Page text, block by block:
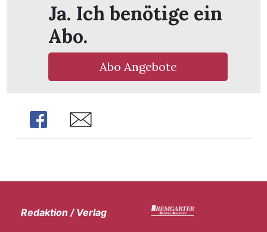
Ja. Ich benötige ein
Abo.
Abo Angebote
Share Share
Redaktion / Verlag